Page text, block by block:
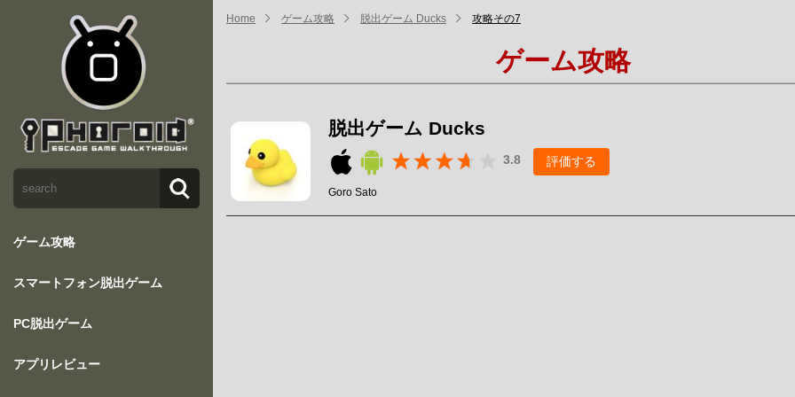
ゲーム攻略
スマートフォン脱出ゲーム
PC脱出ゲーム
アプリレビュー
Home ゲーム攻略 脱出ゲーム Ducks 攻略その7
ゲーム攻略
脱出ゲーム Ducks
3.8 評価する
Goro Sato